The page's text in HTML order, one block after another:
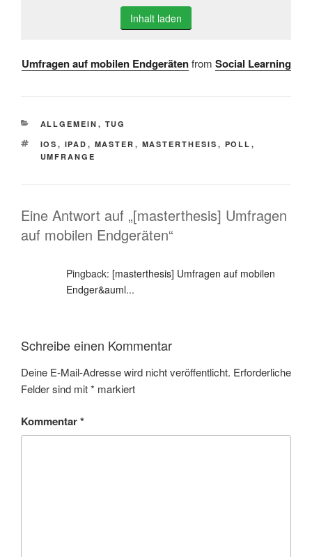
Inhalt laden
Umfragen auf mobilen Endgeräten from Social Learning
KATEGORIEN
ALLGEMEIN , TUG
SCHLAGWÖRTER
IOS , IPAD , MASTER , MASTERTHESIS , POLL ,
UMFRANGE
Eine Antwort auf „[masterthesis] Umfragen
auf mobilen Endgeräten“
Pingback: [masterthesis] Umfragen auf mobilen
Endger&auml...
Schreibe einen Kommentar
Deine E-Mail-Adresse wird nicht veröffentlicht. Erforderliche
Felder sind mit* markiert
Kommentar*